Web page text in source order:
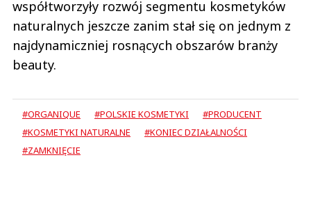
współtworzyły rozwój segmentu kosmetyków
naturalnych jeszcze zanim stał się on jednym z
najdynamiczniej rosnących obszarów branży
beauty.
#ORGANIQUE #POLSKIE KOSMETYKI
#PRODUCENT
#KOSMETYKI NATURALNE
#KONIEC DZIAŁALNOŚCI
#ZAMKNIĘCIE